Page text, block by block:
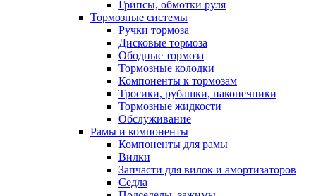
Грипсы, обмотки руля
Тормозные системы
Ручки тормоза
Дисковые тормоза
Ободные тормоза
Тормозные колодки
Компоненты к тормозам
Тросики, рубашки, наконечники
Тормозные жидкости
Обслуживание
Рамы и компоненты
Компоненты для рамы
Вилки
Запчасти для вилок и амортизаторов
Седла